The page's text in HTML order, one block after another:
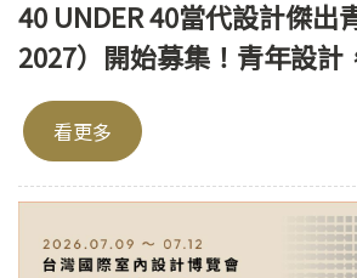
40 UNDER 40當代設計傑出
2027）開始募集！青年設計
看更多